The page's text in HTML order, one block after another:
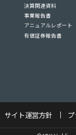
決算関連資料
事業報告書
アニュアルレポート
有価証券報告書
サイト運営方針